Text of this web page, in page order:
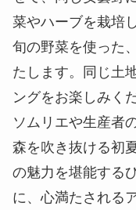
菜やハーブを栽培
旬の野菜を使った
たします。同じ土
ングをお楽しみく
ソムリエや生産者
森を吹き抜ける初
の魅力を堪能する
に、心満たされる